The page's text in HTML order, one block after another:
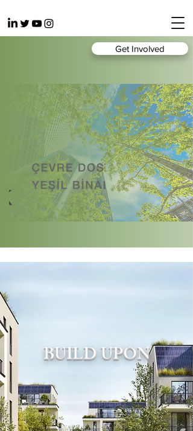
Get Involved
BUILD UPON